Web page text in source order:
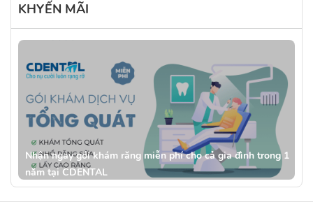
KHYẾN MÃI
Nhận ngay gói khám răng miễn phí cho cả gia đình trong 1
năm tại CDENTAL